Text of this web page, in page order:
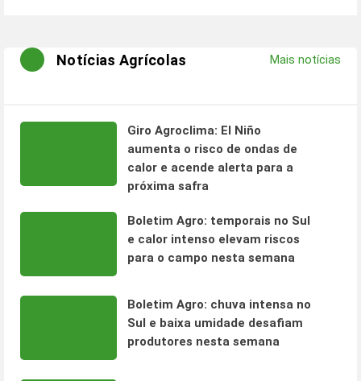
Notícias Agrícolas Mais notícias
Giro Agroclima: El Niño
aumenta o risco de ondas de
calor e acende alerta para a
próxima safra
Boletim Agro: temporais no Sul
e calor intenso elevam riscos
para o campo nesta semana
Boletim Agro: chuva intensa no
Sul e baixa umidade desafiam
produtores nesta semana